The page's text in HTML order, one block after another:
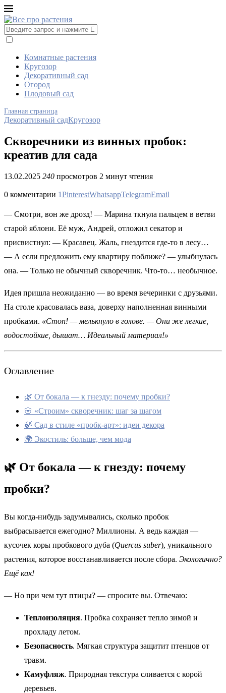
Комнатные растения
Кругозор
Декоративный сад
Огород
Плодовый сад
Главная страница
Декоративный садКругозор
Скворечники из винных пробок:
креатив для сада
13.02.2025 240 просмотров 2 минут чтения
0 комментарии 1PinterestWhatsappTelegramEmail
— Смотри, вон же дрозд! — Марина ткнула пальцем в ветви
старой яблони. Её муж, Андрей, отложил секатор и
присвистнул: — Красавец. Жаль, гнездится где-то в лесу…
— А если предложить ему квартиру поближе? — улыбнулась
она. — Только не обычный скворечник. Что-то… необычное.
Идея пришла неожиданно — во время вечеринки с друзьями.
На столе красовалась ваза, доверху наполненная винными
пробками. «Стоп! — мелькнуло в голове. — Они же легкие,
водостойкие, дышат… Идеальный материал!»
Оглавление
🌿 От бокала — к гнезду: почему пробки?
🌸 «Строим» скворечник: шаг за шагом
🍃 Сад в стиле «пробк-арт»: идеи декора
🌍 Экостиль: больше, чем мода
🌿 От бокала — к гнезду: почему
пробки?
Вы когда-нибудь задумывались, сколько пробок
выбрасывается ежегодно? Миллионы. А ведь каждая —
кусочек коры пробкового дуба (Quercus suber), уникального
растения, которое восстанавливается после сбора. Экологично?
Ещё как!
— Но при чем тут птицы? — спросите вы. Отвечаю:
Теплоизоляция. Пробка сохраняет тепло зимой и
прохладу летом.
Безопасность. Мягкая структура защитит птенцов от
травм.
Камуфляж. Природная текстура сливается с корой
деревьев.